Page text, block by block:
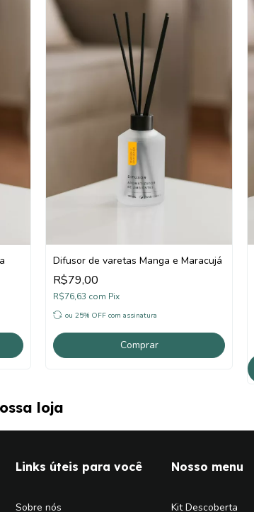
Difusor de varetas Manga e Maracujá
R$79,00
R$76,63 com Pix
ou 25% OFFcom assinatura
Comprar
loja
Links úteis para você
Sobre nós
Nosso menu
Kit Descoberta